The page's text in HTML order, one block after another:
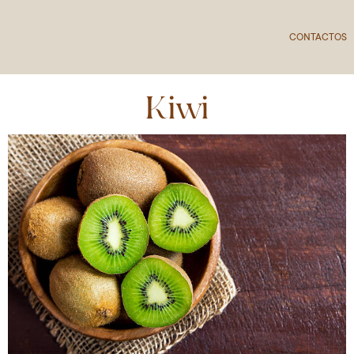
CONTACTOS
Kiwi